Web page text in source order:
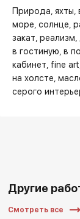
Природа яхты
море солнце
закат реализм
в гостиную в
кабинет fine art
на холсте
серого
Другие
Смотреть все